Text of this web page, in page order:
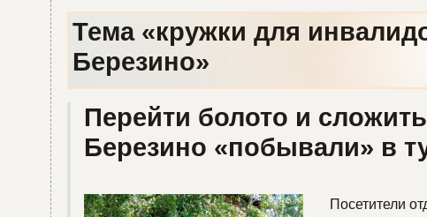
Тема «кружки для
Березино»
Перейти болото и
Березино «побывали» в
Посетители